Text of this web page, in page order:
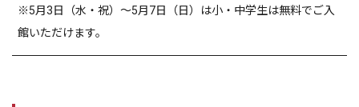
※5月3日（水・祝）～5月7日（日）は小・中学生は無料でご入
館いただけます。